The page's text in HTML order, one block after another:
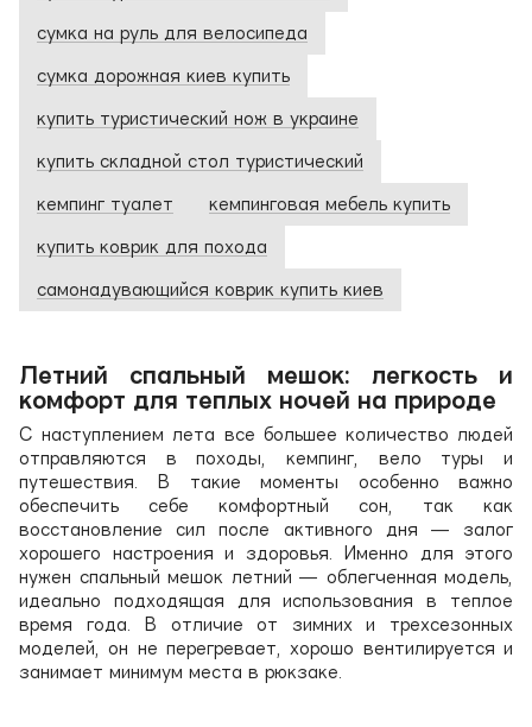
сумка на руль для велосипеда
сумка дорожная киев купить
купить туристический нож в украине
купить складной стол туристический
кемпинг туалет кемпинговая мебель купить
купить коврик для похода
самонадувающийся коврик купить киев
Летний спальный мешок: легкость и
комфорт для теплых ночей на природе
С наступлением лета все большее количество людей
отправляются в походы, кемпинг, вело туры и
путешествия. В такие моменты особенно важно
обеспечить себе комфортный сон, так как
восстановление сил после активного дня — залог
хорошего настроения и здоровья. Именно для этого
нужен спальный мешок летний — облегченная модель,
идеально подходящая для использования в теплое
время года. В отличие от зимних и трехсезонных
моделей, он не перегревает, хорошо вентилируется и
занимает минимум места в рюкзаке.